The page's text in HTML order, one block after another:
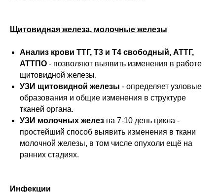
Щитовидная железа, молочные железы
Анализ крови ТТГ, Т3 и Т4 свободный, АТТГ,
АТТПО - позволяют выявить изменения в работе
щитовидной железы.
УЗИ щитовидной железы - определяет узловые
образования и общие изменения в структуре
тканей органа.
УЗИ молочных желез на 7-10 день цикла -
простейший способ выявить изменения в ткани
молочной железы, в том числе опухоли ещё на
ранних стадиях.
Инфекции